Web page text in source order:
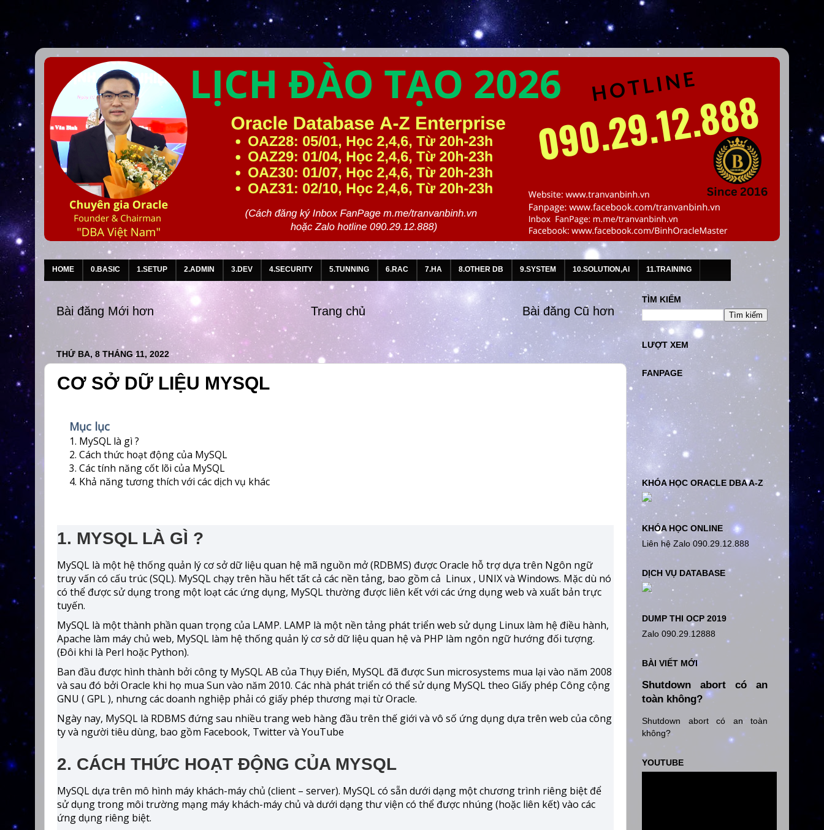
HOME 0.BASIC 1.SETUP 2.ADMIN 3.DEV 4.SECURITY 5.TUNNING 6.RAC 7.HA 8.OTHER DB 9.SYSTEM 10.SOLUTION,AI 11.TRAINING
Bài đăng Mới hơn Bài đăng Cũ hơn
Trang chủ
THỨ BA, 8 THÁNG 11, 2022
CƠ SỞ DỮ LIỆU MYSQL
Mục lục
1. MySQL là gì ?
2. Cách thức hoạt động của MySQL
3. Các tính năng cốt lõi của MySQL
4. Khả năng tương thích với các dịch vụ khác
1. MYSQL LÀ GÌ ?
MySQL là một hệ thống quản lý cơ sở dữ liệu quan hệ mã nguồn mở (RDBMS) được Oracle hỗ trợ dựa trên Ngôn ngữ
truy vấn có cấu trúc (SQL). MySQL chạy trên hầu hết tất cả các nền tảng, bao gồm cả Linux , UNIX và Windows. Mặc dù nó
có thể được sử dụng trong một loạt các ứng dụng, MySQL thường được liên kết với các ứng dụng web và xuất bản trực
tuyến.
MySQL là một thành phần quan trọng của LAMP. LAMP là một nền tảng phát triển web sử dụng Linux làm hệ điều hành,
Apache làm máy chủ web, MySQL làm hệ thống quản lý cơ sở dữ liệu quan hệ và PHP làm ngôn ngữ hướng đối tượng.
(Đôi khi là Perl hoặc Python).
Ban đầu được hình thành bởi công ty MySQL AB của Thụy Điển, MySQL đã được Sun microsystems mua lại vào năm 2008
và sau đó bởi Oracle khi họ mua Sun vào năm 2010. Các nhà phát triển có thể sử dụng MySQL theo Giấy phép Công cộng
GNU ( GPL ), nhưng các doanh nghiệp phải có giấy phép thương mại từ Oracle.
Ngày nay, MySQL là RDBMS đứng sau nhiều trang web hàng đầu trên thế giới và vô số ứng dụng dựa trên web của công
ty và người tiêu dùng, bao gồm Facebook, Twitter và YouTube
2. CÁCH THỨC HOẠT ĐỘNG CỦA MYSQL
MySQL dựa trên mô hình máy khách-máy chủ (client – server). MySQL có sẵn dưới dạng một chương trình riêng biệt để
sử dụng trong môi trường mạng máy khách-máy chủ và dưới dạng thư viện có thể được nhúng (hoặc liên kết) vào các
ứng dụng riêng biệt.
TÌM KIẾM
LƯỢT XEM
FANPAGE
KHÓA HỌC ORACLE DBA A-Z
KHÓA HỌC ONLINE
Liên hệ Zalo 090.29.12.888
DỊCH VỤ DATABASE
DUMP THI OCP 2019
Zalo 090.29.12888
BÀI VIẾT MỚI
Shutdown abort có an
toàn không?
Shutdown abort có an toàn
không?
YOUTUBE